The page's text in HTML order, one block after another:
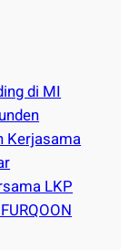
di MI
Kerjasama
LKP